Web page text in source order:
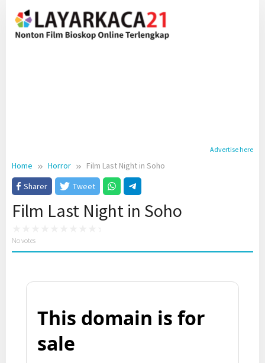
content
Advertise here
Home Horror
Film Last Night in Soho
Sharer
Tweet
Film Last Night in Soho
No votes